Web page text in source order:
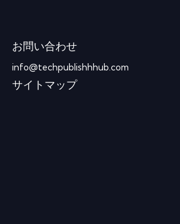
お問い合わせ
info@techpublishhhub.com
サイトマップ